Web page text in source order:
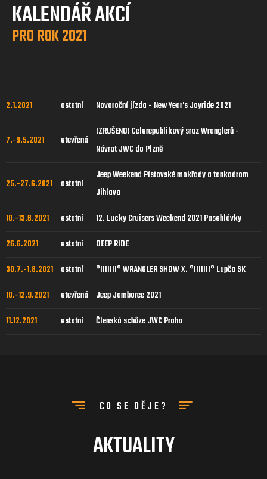
KALENDÁŘ AKCÍ
PRO ROK 2021
2.1.2021 ostatní Novoroční jízda - New Year's Joyride 2021
7.-9.5.2021 otevřená
!ZRUŠENO! Celorepublikový sraz Wranglerů -
Návrat JWC do Plzně
25.-27.6.2021 ostatní
Jeep Weekend Pístovské mokřady a tankodrom
Jihlava
10.-13.6.2021
ostatní
12. Lucky Cruisers Weekend 2021 Pasohlávky
26.6.2021
ostatní
DEEP RIDE
30.7.-1.8.2021
ostatní
°IIIIIII° WRANGLER SHOW X. °IIIIIII° Lupča SK
10.-12.9.2021
otevřená
Jeep Jamboree 2021
11.12.2021
ostatní Členská schůze JWC Praha
CO SE DĚJE?
AKTUALITY